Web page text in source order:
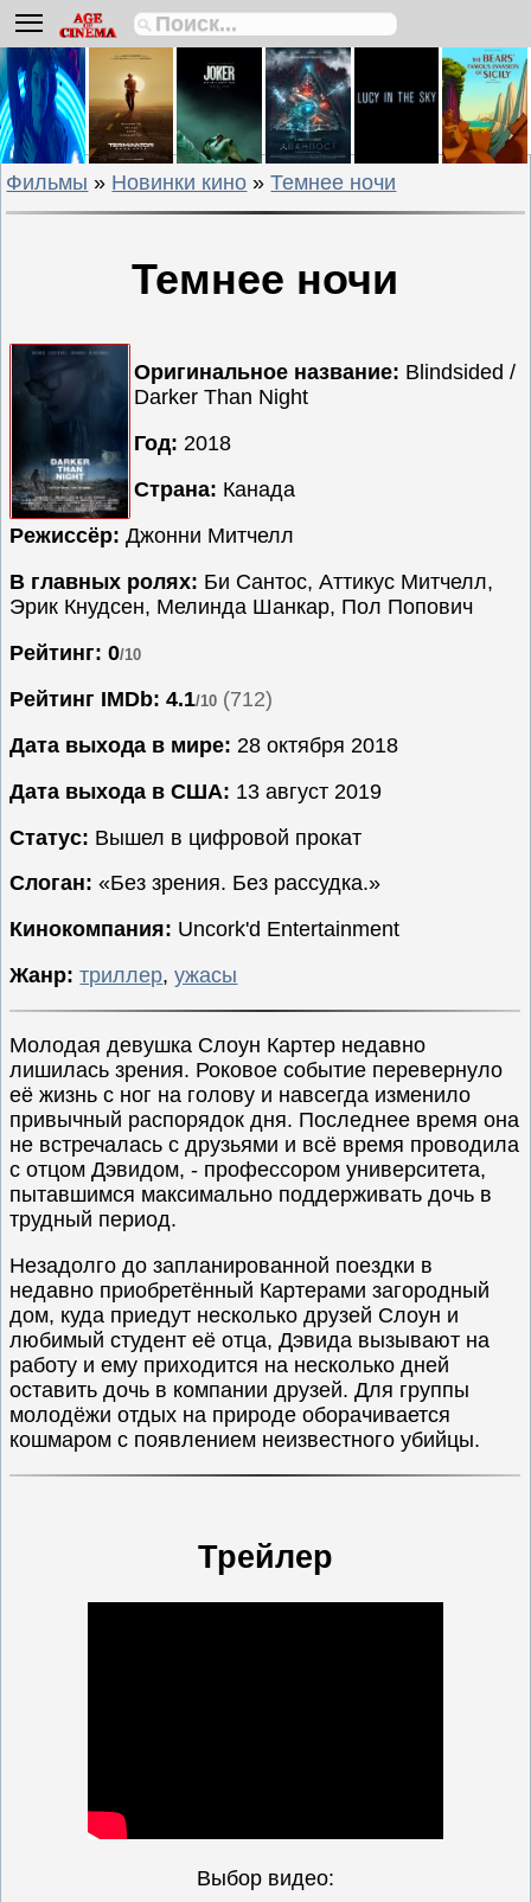
Биографии
Боевики
Вестерны
Военные
Детективы
Драмы
Мелодрамы
Мультфильмы
Мюзиклы
Приключения
Русские
фильмы
Сериалы
Ужасы
Фантастика
Новинки
кино
Фильмы » Новинки кино »Темнее ночи
Темнее ночи
Оригинальное название: Blindsided /
Darker Than Night
Год: 2018
Страна: Канада
Режиссёр: Джонни Митчелл
В главных ролях: Би Сантос, Аттикус Митчелл,
Эрик Кнудсен, Мелинда Шанкар, Пол Попович
Рейтинг: 0/10
Рейтинг IMDb: 4.1/10 (712)
Дата выхода в мире: 28 октября 2018
Дата выхода в США: 13 август 2019
Статус: Вышел в цифровой прокат
Слоган: «Без зрения. Без рассудка.»
Кинокомпания: Uncork'd Entertainment
Жанр: триллер,ужасы
Молодая девушка Слоун Картер недавно
лишилась зрения. Роковое событие перевернуло
её жизнь с ног на голову и навсегда изменило
привычный распорядок дня. Последнее время она
не встречалась с друзьями и всё время проводила
с отцом Дэвидом, - профессором университета,
пытавшимся максимально поддерживать дочь в
трудный период.
Незадолго до запланированной поездки в
недавно приобретённый Картерами загородный
дом, куда приедут несколько друзей Слоун и
любимый студент её отца, Дэвида вызывают на
работу и ему приходится на несколько дней
оставить дочь в компании друзей. Для группы
молодёжи отдых на природе оборачивается
кошмаром с появлением неизвестного убийцы.
Трейлер
Выбор видео: